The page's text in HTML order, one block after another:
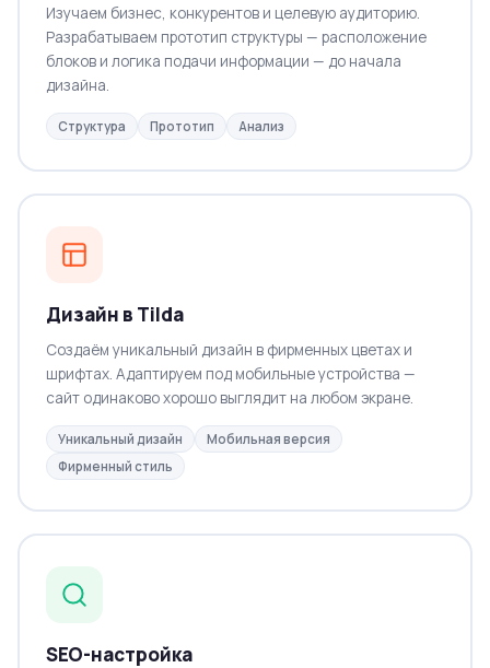
Изучаем бизнес, конкурентов и целевую аудиторию.
Разрабатываем прототип структуры — расположение
блоков и логика подачи информации — до начала
дизайна.
Структура Прототип Анализ
Дизайн в Tilda
Создаём уникальный дизайн в фирменных цветах и
шрифтах. Адаптируем под мобильные устройства —
сайт одинаково хорошо выглядит на любом экране.
Уникальный дизайн
Мобильная версия
Фирменный стиль
SEO-настройка